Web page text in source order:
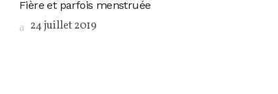
Fière et parfois menstruée
24 juillet 2019